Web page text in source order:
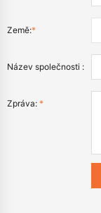
Země:*
Název společnosti :
Zpráva: *